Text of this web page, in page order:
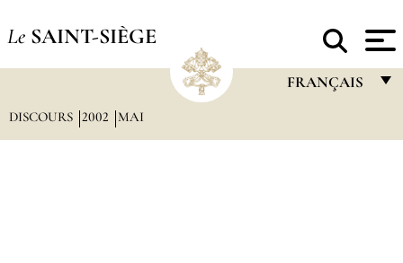
Le SAINT-SIÈGE
FRANÇAIS
DISCOURS 2002 MAI